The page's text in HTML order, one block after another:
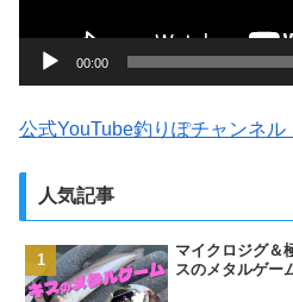
00:00
公式YouTube釣りぽチャンネル
人気記事
マイクロジグ＆
スのメタルゲー